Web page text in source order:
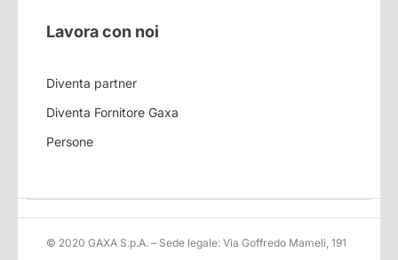
Lavora con noi
Diventa partner
Diventa Fornitore Gaxa
Persone
© 2020 GAXA S.p.A. – Sede legale: Via Goffredo Mameli, 191